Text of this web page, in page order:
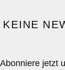
KEINE
Abonniere jetzt